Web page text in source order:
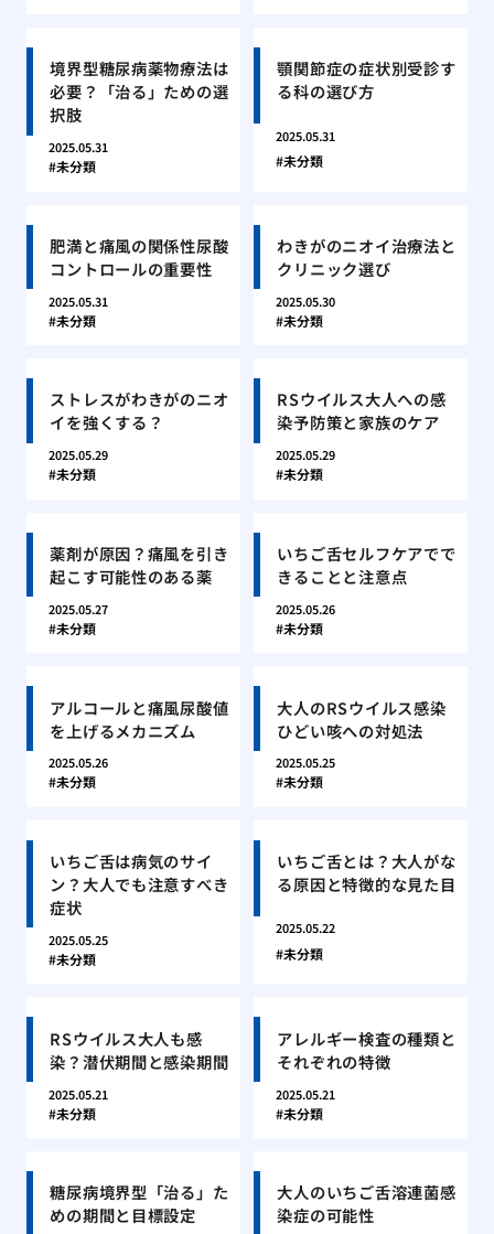
境界型糖尿病薬物療法は
必要？「治る」ための選
択肢
2025.05.31
未分類
顎関節症の症状別受診す
る科の選び方
2025.05.31
未分類
肥満と痛風の関係性尿酸
コントロールの重要性
2025.05.31
未分類
わきがのニオイ治療法と
クリニック選び
2025.05.30
未分類
ストレスがわきがのニオ
イを強くする？
2025.05.29
未分類
RSウイルス大人への感
染予防策と家族のケア
2025.05.29
未分類
薬剤が原因？痛風を引き
起こす可能性のある薬
2025.05.27
未分類
いちご舌セルフケアでで
きることと注意点
2025.05.26
未分類
アルコールと痛風尿酸値
を上げるメカニズム
2025.05.26
未分類
大人のRSウイルス感染
ひどい咳への対処法
2025.05.25
未分類
いちご舌は病気のサイ
ン？大人でも注意すべき
症状
2025.05.25
未分類
いちご舌とは？大人がな
る原因と特徴的な見た目
2025.05.22
未分類
RSウイルス大人も感
染？潜伏期間と感染期間
2025.05.21
未分類
アレルギー検査の種類と
それぞれの特徴
2025.05.21
未分類
糖尿病境界型「治る」た
めの期間と目標設定
大人のいちご舌溶連菌感
染症の可能性